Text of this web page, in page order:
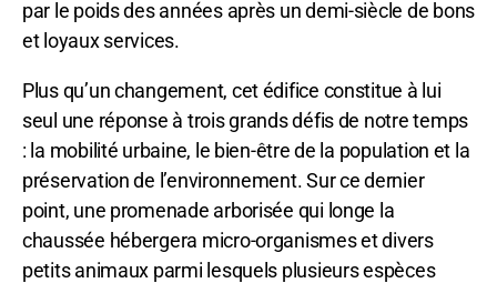
par le poids des années après un demi-siècle de bons
et loyaux services.
Plus qu’un changement, cet édifice constitue à lui
seul une réponse à trois grands défis de notre temps
: la mobilité urbaine, le bien-être de la population et la
préservation de l’environnement. Sur ce dernier
point, une promenade arborisée qui longe la
chaussée hébergera micro-organismes et divers
petits animaux parmi lesquels plusieurs espèces